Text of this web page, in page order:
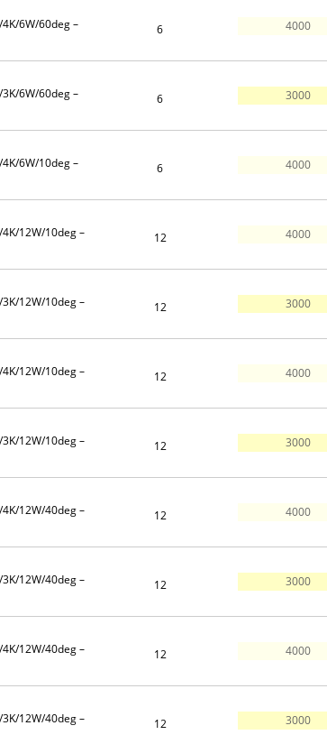
6W/60deg –
6 4000
6W/60deg –
6 3000
6W/10deg –
6 4000
12W/10deg –
12 4000
12W/10deg –
12 3000
12W/10deg –
12 4000
12W/10deg –
12 3000
12W/40deg –
12 4000
12W/40deg –
12 3000
12W/40deg –
12 4000
12W/40deg –
12 3000